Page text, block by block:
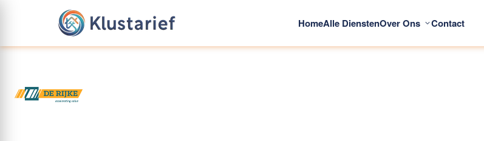
HomeAlle DienstenOver Ons Contact